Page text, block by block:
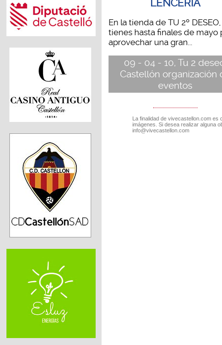
LENCERÍA
En la tienda de TU 2º DESEO,
tienes hasta finales de mayo
aprovechar una gran...
09 - 04 - 10, Tu 2
Castellón organización
eventos
La finalidad de vivecastellon.com
imágenes. Si desea realizar alguna
info@vivecastellon.com